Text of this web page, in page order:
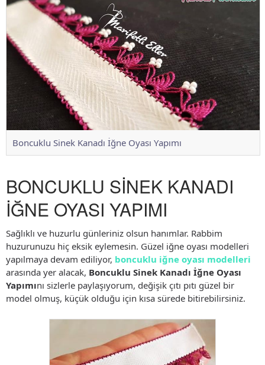
Boncuklu Sinek Kanadı İğne Oyası Yapımı
BONCUKLU SİNEK KANADI
İĞNE OYASI YAPIMI
Sağlıklı ve huzurlu günleriniz olsun hanımlar. Rabbim
huzurunuzu hiç eksik eylemesin. Güzel iğne oyası modelleri
yapılmaya devam ediliyor, boncuklu iğne oyası modelleri
arasında yer alacak, Boncuklu Sinek Kanadı İğne Oyası
Yapımını sizlerle paylaşıyorum, değişik çıtı pıtı güzel bir
model olmuş, küçük olduğu için kısa sürede bitirebilirsiniz.